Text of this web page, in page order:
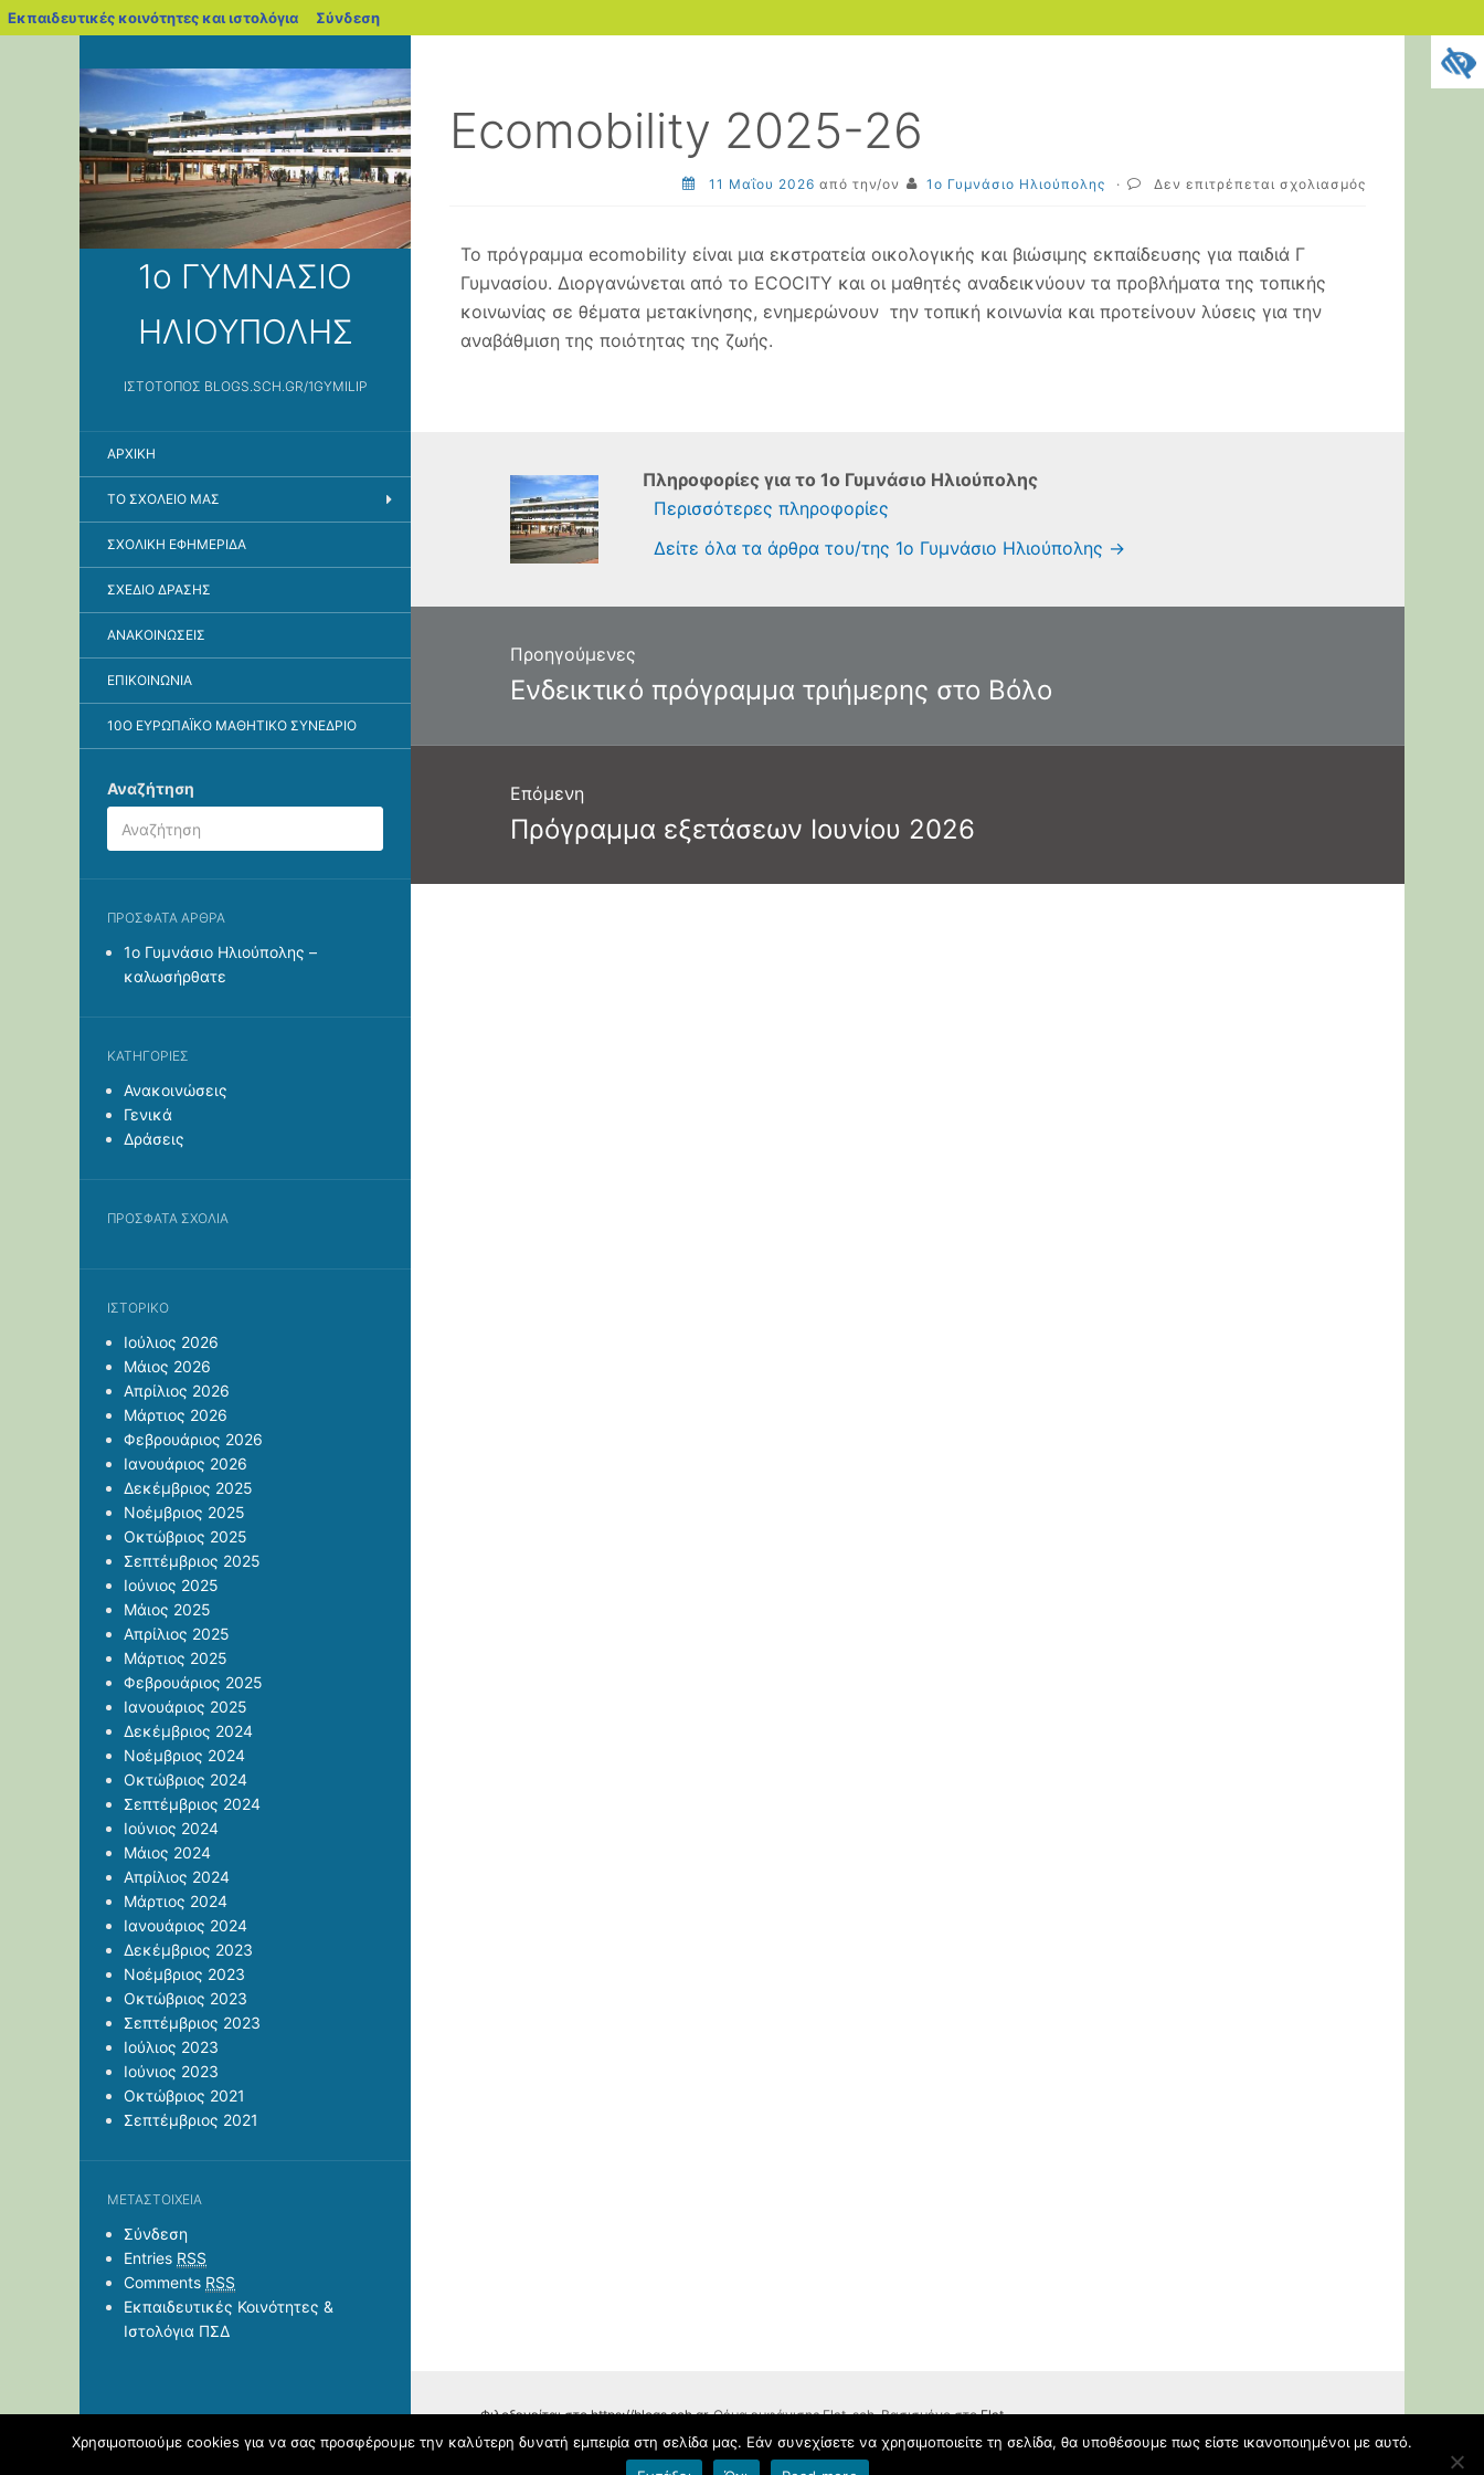
Εκπαιδευτικές κοινότητες και ιστολόγια blogs.sch.gr
Σύνδεση
1ο ΓΥΜΝΑΣΙΟ
ΗΛΙΟΥΠΟΛΗΣ
ΙΣΤΌΤΟΠΟΣ BLOGS.SCH.GR/1GYMILIP
ΑΡΧΙΚΉ
ΤΟ ΣΧΟΛΕΊΟ ΜΑΣ
ΣΧΟΛΙΚΉ ΕΦΗΜΕΡΊΔΑ
ΣΧΈΔΙΟ ΔΡΆΣΗΣ
ΑΝΑΚΟΙΝΏΣΕΙΣ
ΕΠΙΚΟΙΝΩΝΊΑ
10O ΕΥΡΩΠΑΪΚΌ ΜΑΘΗΤΙΚΌ ΣΥΝΈΔΡΙΟ
Αναζήτηση
ΠΡΌΣΦΑΤΑ ΆΡΘΡΑ
1ο Γυμνάσιο Ηλιούπολης –
καλωσήρθατε
KΑΤΗΓΟΡΊΕΣ
Ανακοινώσεις
Γενικά
Δράσεις
ΠΡΌΣΦΑΤΑ ΣΧΌΛΙΑ
ΙΣΤΟΡΙΚΌ
Ιούλιος 2026
Μάιος 2026
Απρίλιος 2026
Μάρτιος 2026
Φεβρουάριος 2026
Ιανουάριος 2026
Δεκέμβριος 2025
Νοέμβριος 2025
Οκτώβριος 2025
Σεπτέμβριος 2025
Ιούνιος 2025
Μάιος 2025
Απρίλιος 2025
Μάρτιος 2025
Φεβρουάριος 2025
Ιανουάριος 2025
Δεκέμβριος 2024
Νοέμβριος 2024
Οκτώβριος 2024
Σεπτέμβριος 2024
Ιούνιος 2024
Μάιος 2024
Απρίλιος 2024
Μάρτιος 2024
Ιανουάριος 2024
Δεκέμβριος 2023
Νοέμβριος 2023
Οκτώβριος 2023
Σεπτέμβριος 2023
Ιούλιος 2023
Ιούνιος 2023
Οκτώβριος 2021
Σεπτέμβριος 2021
ΜΕΤΑΣΤΟΙΧΕΊΑ
Σύνδεση
Entries RSS
Comments RSS
Εκπαιδευτικές Κοινότητες &
Ιστολόγια ΠΣΔ
Ecomobility 2025-26
11 Μαΐου 2026 από την/ον 1ο Γυμνάσιο Ηλιούπολης · Δεν επιτρέπεται σχολιασμός
Το πρόγραμμα ecomobility είναι μια εκστρατεία οικολογικής και βιώσιμης εκπαίδευσης για παιδιά Γ
Γυμνασίου. Διοργανώνεται από το ECOCITY και οι μαθητές αναδεικνύουν τα προβλήματα της τοπικής
κοινωνίας σε θέματα μετακίνησης, ενημερώνουν την τοπική κοινωνία και προτείνουν λύσεις για την
αναβάθμιση της ποιότητας της ζωής.
Πληροφορίες για το 1ο Γυμνάσιο Ηλιούπολης
Περισσότερες πληροφορίες
Δείτε όλα τα άρθρα του/της 1ο Γυμνάσιο Ηλιούπολης →
Πλοήγηση
άρθρωνΠροηγούμενες
Προηγούμενο
Ενδεικτικό πρόγραμμα τριήμερης στο Βόλο
Επόμενη
Επόμενο
άρθρο:
Πρόγραμμα εξετάσεων Ιουνίου 2026
Φιλοξενείται στο https://blogs.sch.gr. Θέμα εμφάνισης Flat-sch. Βασισμένο στοFlat
Χρησιμοποιούμε cookies για να σας προσφέρουμε την καλύτερη δυνατή εμπειρία στη σελίδα μας. Εάν συνεχίσετε να χρησιμοποιείτε τη σελίδα, θα υποθέσουμε πως είστε ικανοποιημένοι με αυτό.